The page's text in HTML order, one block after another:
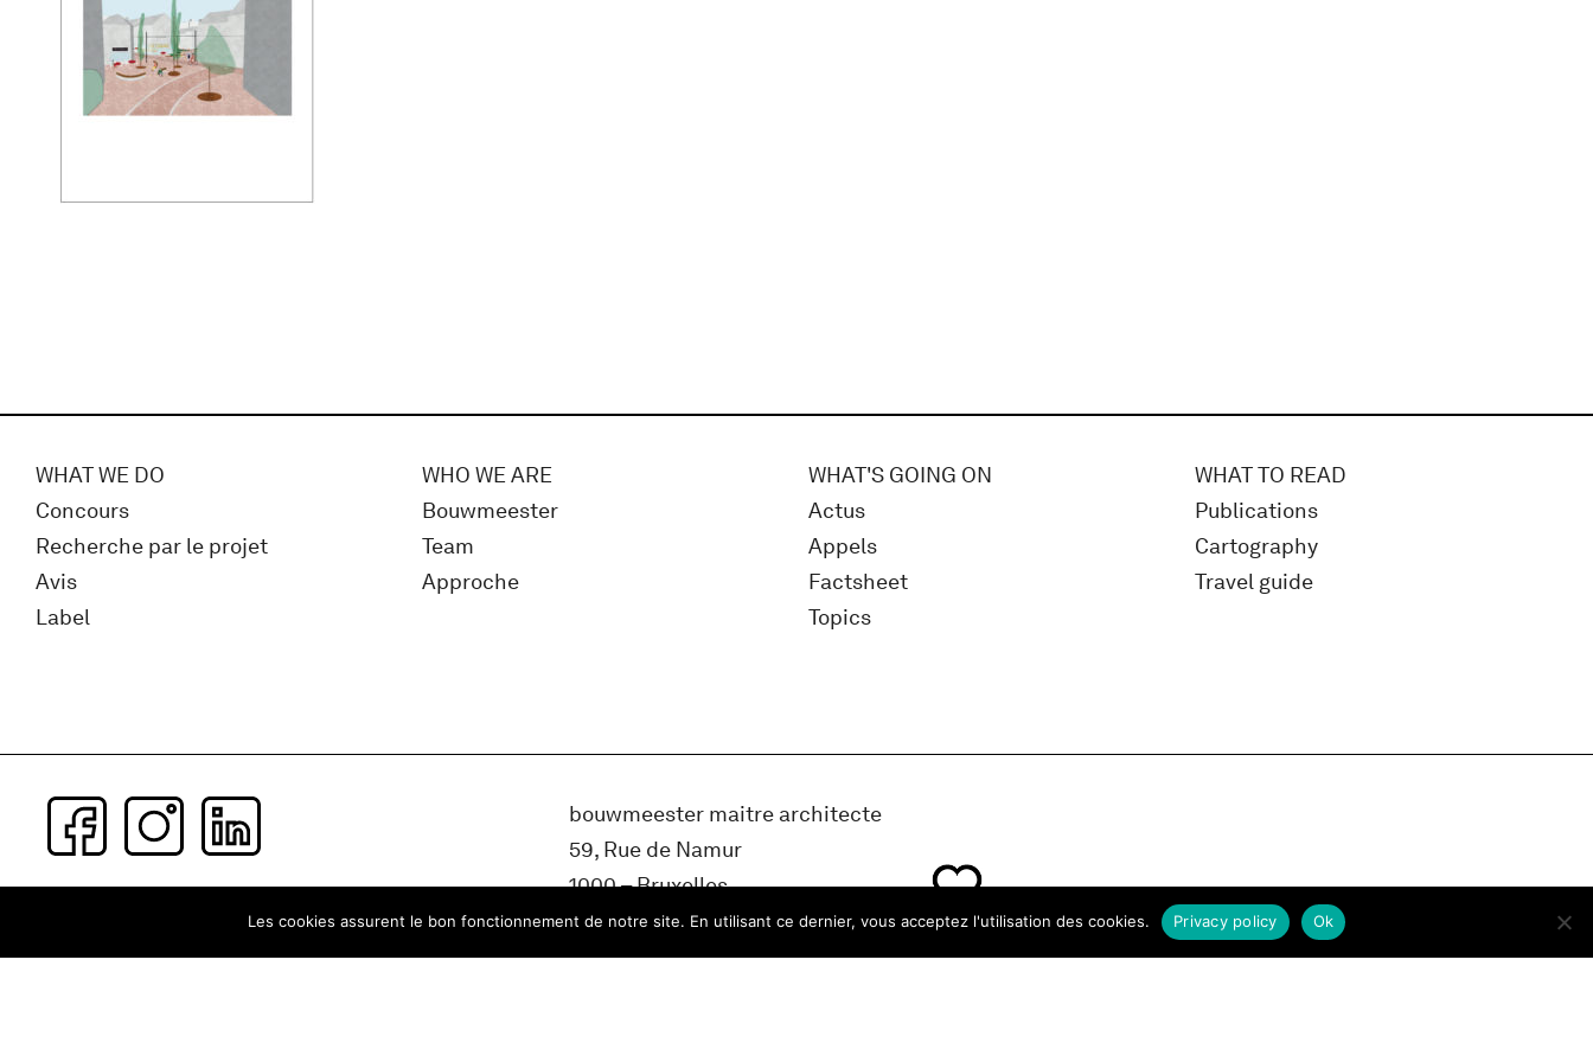
WHAT WE DO
Concours
Recherche par le projet
Avis
Label
WHO WE ARE
Bouwmeester
Team
Approche
WHAT'S GOING ON
Actus
Appels
Factsheet
Topics
WHAT TO READ
Publications
Cartography
Travel guide
Subscribe to our newsletter
bouwmeester maitre architecte
59, Rue de Namur
1000 – Bruxelles
Belgique
Les cookies assurent le bon fonctionnement de notre site. En utilisant ce dernier, vous acceptez l'utilisation des cookies. Ok
Privacy policy